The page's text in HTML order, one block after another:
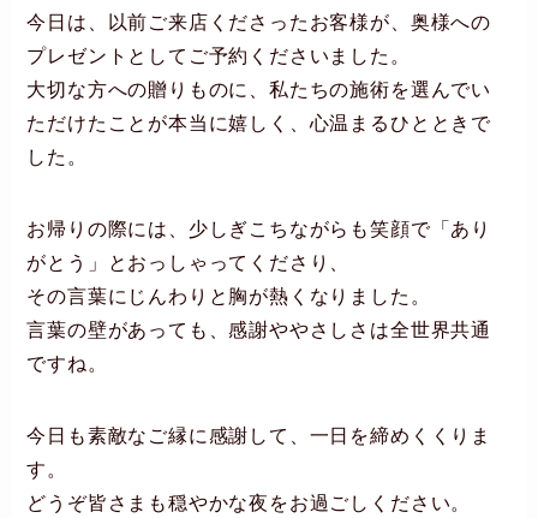
今日は、以前ご来店くださったお客様が、奥様への
プレゼントとしてご予約くださいました。
大切な方への贈りものに、私たちの施術を選んでい
ただけたことが本当に嬉しく、心温まるひとときで
した。
お帰りの際には、少しぎこちながらも笑顔で「あり
がとう」とおっしゃってくださり、
その言葉にじんわりと胸が熱くなりました。
言葉の壁があっても、感謝ややさしさは全世界共通
ですね。
今日も素敵なご縁に感謝して、一日を締めくくりま
す。
どうぞ皆さまも穏やかな夜をお過ごしください。